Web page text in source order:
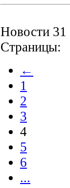
Новости 31
Страницы:
←
1
2
3
4
5
6
...